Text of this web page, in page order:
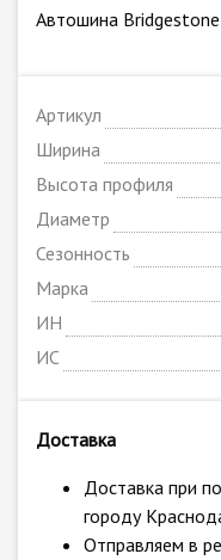
Автошина
Артикул
Ширина
Высота профиля
Диаметр
Сезонность
Марка
ИН
ИС
Доставка
Доставка при
городу
Отправляем в